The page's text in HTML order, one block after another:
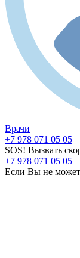
Врачи
+7 978 071 05 05
SOS! Вызвать
+7 978 071 05 05
Если Вы не